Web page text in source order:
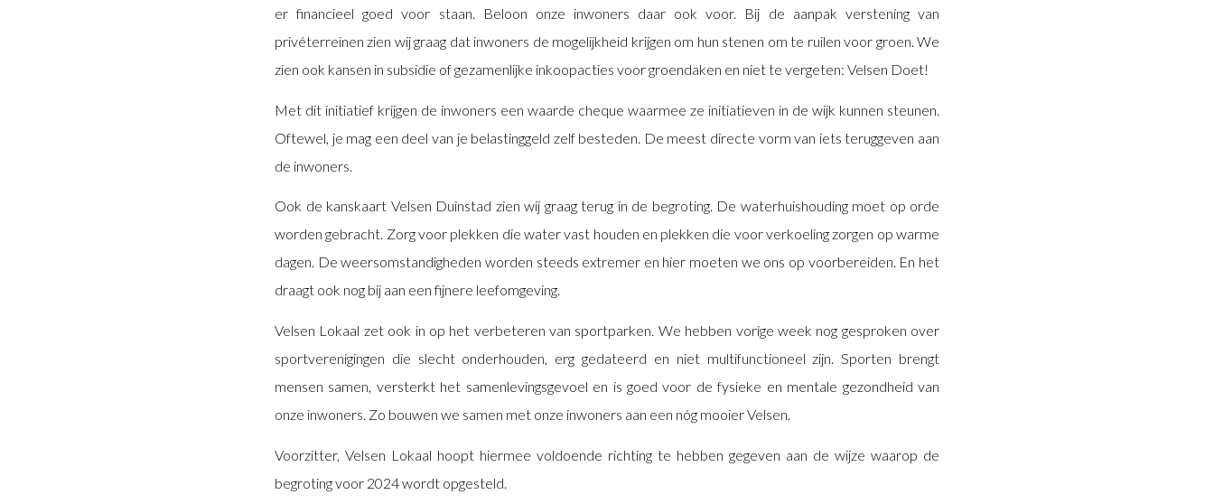
er financieel goed voor staan. Beloon onze inwoners daar ook voor. Bij de aanpak verstening van
privéterreinen zien wij graag dat inwoners de mogelijkheid krijgen om hun stenen om te ruilen voor groen. We
zien ook kansen in subsidie of gezamenlijke inkoopacties voor groendaken en niet te vergeten: Velsen Doet!
Met dit initiatief krijgen de inwoners een waarde cheque waarmee ze initiatieven in de wijk kunnen steunen.
Oftewel, je mag een deel van je belastinggeld zelf besteden. De meest directe vorm van iets teruggeven aan
de inwoners.
Ook de kanskaart Velsen Duinstad zien wij graag terug in de begroting. De waterhuishouding moet op orde
worden gebracht. Zorg voor plekken die water vast houden en plekken die voor verkoeling zorgen op warme
dagen. De weersomstandigheden worden steeds extremer en hier moeten we ons op voorbereiden. En het
draagt ook nog bij aan een fijnere leefomgeving.
Velsen Lokaal zet ook in op het verbeteren van sportparken. We hebben vorige week nog gesproken over
sportverenigingen die slecht onderhouden, erg gedateerd en niet multifunctioneel zijn. Sporten brengt
mensen samen, versterkt het samenlevingsgevoel en is goed voor de fysieke en mentale gezondheid van
onze inwoners. Zo bouwen we samen met onze inwoners aan een nóg mooier Velsen.
Voorzitter, Velsen Lokaal hoopt hiermee voldoende richting te hebben gegeven aan de wijze waarop de
begroting voor 2024 wordt opgesteld.